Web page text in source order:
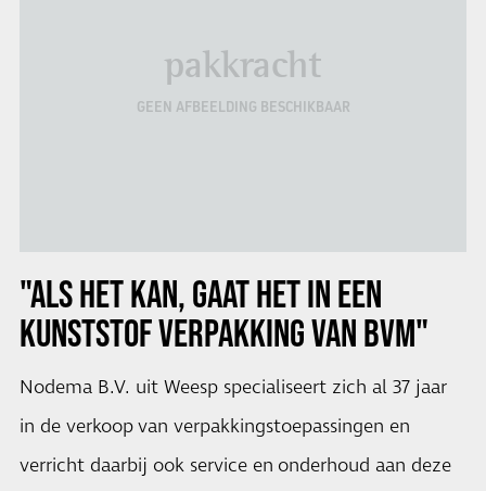
pakkracht
GEEN AFBEELDING BESCHIKBAAR
"ALS HET KAN, GAAT HET IN EEN
KUNSTSTOF VERPAKKING VAN BVM"
Nodema B.V. uit Weesp specialiseert zich al 37 jaar
in de verkoop van verpakkingstoepassingen en
verricht daarbij ook service en onderhoud aan deze